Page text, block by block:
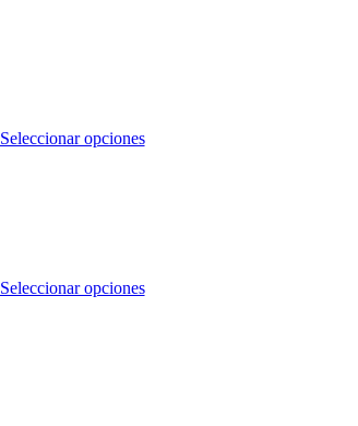
Seleccionar opciones
Seleccionar opciones